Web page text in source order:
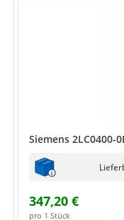
Siemens 2LC0400-
347,20 €
pro 1 Stück